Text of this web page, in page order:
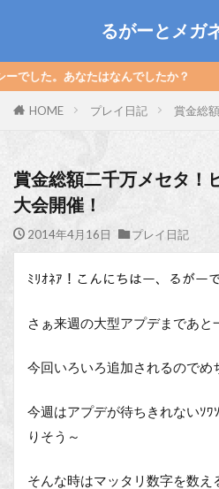
るがーとメガ
んでしたか？
HOME プレイ日記 賞金総
賞金総額二千万メセタ！
大会開催！
2014年4月16日 プレイ日記
ﾐﾘｵﾈｱ！こんにちはー、るがー
さぁ来週の大型アプデまであと
今回いろいろ追加されるのでめ
今週はアプデが待ちきれないｿ
りそう～
そんな時はマッタリ数字を数え